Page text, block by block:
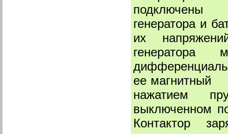
подключены
генератора и
их
ее магнитный
нажатием
Контактор